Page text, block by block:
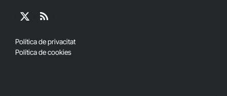
X
RSS
Política de privacitat
Política de cookies